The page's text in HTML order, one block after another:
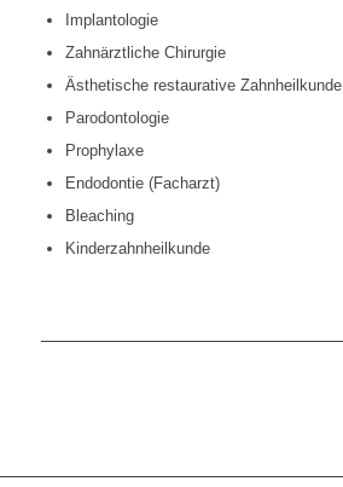
Implantologie
Zahnärztliche Chirurgie
Ästhetische restaurative Zahnheilkunde
Parodontologie
Prophylaxe
Endodontie (Facharzt)
Bleaching
Kinderzahnheilkunde